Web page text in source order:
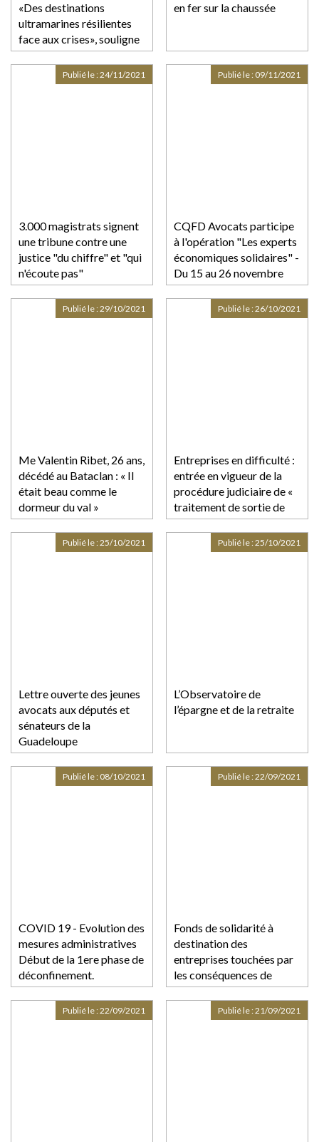
«Des destinations
ultramarines résilientes
face aux crises», souligne
une étude
ACCD'OM/Banque des
Territoires
en fer sur la chaussée
3.000 magistrats signent
une tribune contre une
justice "du chiffre" et "qui
n'écoute pas"
Publié le :24/11/2021
CQFD Avocats participe
à l'opération "Les experts
économiques solidaires" -
Du 15 au 26 novembre
2021
Publié le : 09/11/2021
Me Valentin Ribet, 26 ans,
décédé au Bataclan : « Il
était beau comme le
dormeur du val »
Publié le :29/10/2021
Entreprises en difficulté :
entrée en vigueur de la
procédure judiciaire de «
traitement de sortie de
crise »
Publié le :26/10/2021
Lettre ouverte des jeunes
avocats aux députés et
sénateurs de la
Guadeloupe
Publié le :25/10/2021
L’Observatoire de
l’épargne et de la retraite
Publié le :25/10/2021
COVID 19 - Evolution des
mesures administratives
Début de la 1ere phase de
déconfinement.
Publié le : 08/10/2021
Fonds de solidarité à
destination des
entreprises touchées par
les conséquences de
l'épidémie de covid-19
Publié le :22/09/2021
Publié le :22/09/2021 Publié le :21/09/2021